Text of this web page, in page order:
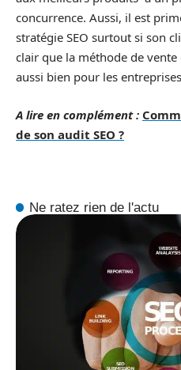
concurrence. Aussi, il est
stratégie SEO surtout si son
clair que la méthode de
aussi bien pour les
A lire en complément :
de son audit SEO ?
Ne ratez rien de l'actu